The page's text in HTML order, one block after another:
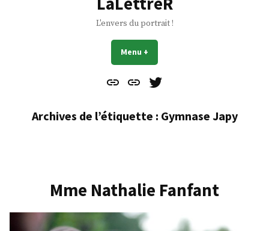
L'envers du portrait !
Menu +
Contact
À
Mes
Archives de l’étiquette : Gymnase Japy
Mme Nathalie Fanfant